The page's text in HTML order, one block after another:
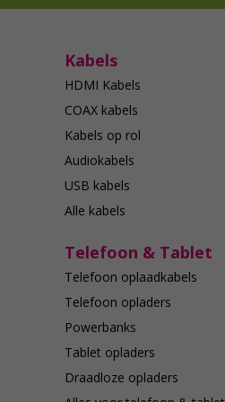
Kabels
HDMI Kabels
COAX kabels
Kabels op rol
Audiokabels
USB kabels
Alle kabels
Telefoon & Tablet
Telefoon oplaadkabels
Telefoon opladers
Powerbanks
Tablet opladers
Draadloze opladers